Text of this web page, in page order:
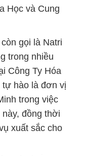
Học và Cung
gọi là Natri
trong nhiều
Công Ty Hóa
hào là đơn vị
trong việc
đồng thời
xuất sắc cho